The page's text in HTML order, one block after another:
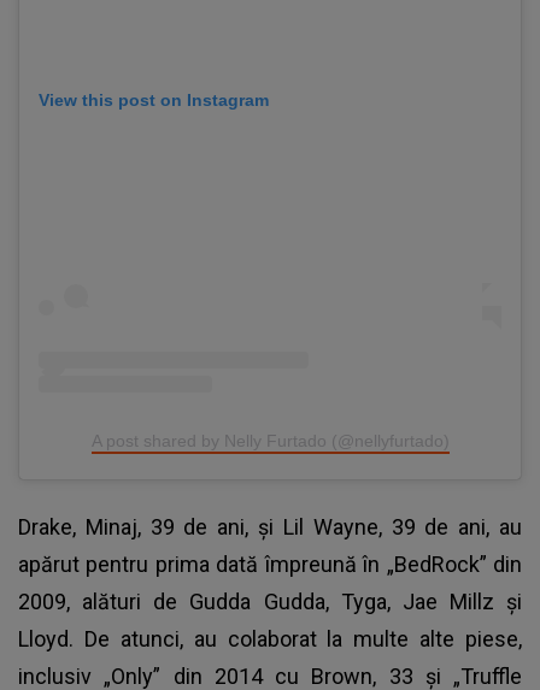
View this post on Instagram
A post shared by Nelly Furtado (@nellyfurtado)
Drake, Minaj, 39 de ani, și Lil Wayne, 39 de ani, au
apărut pentru prima dată împreună în „BedRock” din
2009, alături de Gudda Gudda, Tyga, Jae Millz și
Lloyd. De atunci, au colaborat la multe alte piese,
inclusiv „Only” din 2014 cu Brown, 33 și „Truffle